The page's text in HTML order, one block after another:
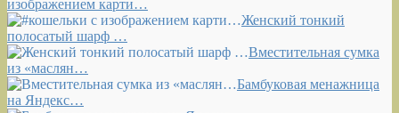
изображением карти…
Женский тонкий
полосатый шарф …
Вместительная сумка
из «маслян…
Бамбуковая менажница
на Яндекс…